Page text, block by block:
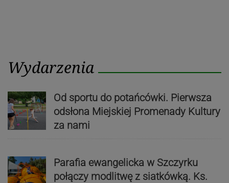
Wydarzenia
Od sportu do potańcówki. Pierwsza
odsłona Miejskiej Promenady Kultury
za nami
Parafia ewangelicka w Szczyrku
połączy modlitwę z siatkówką. Ks.